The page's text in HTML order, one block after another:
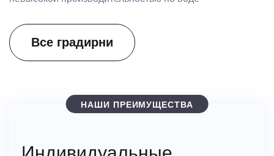
Все градирни
НАШИ ПРЕИМУЩЕСТВА